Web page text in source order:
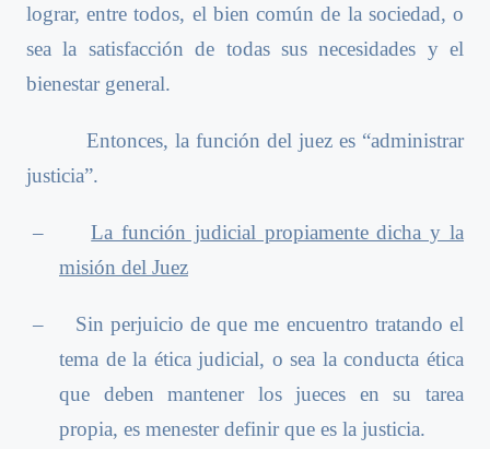
lograr, entre todos, el bien común de la sociedad, o
sea la satisfacción de todas sus necesidades y el
bienestar general.
Entonces, la función del juez es “administrar
justicia”.
–
La función judicial propiamente dicha y la
misión del Juez
–
Sin perjuicio de que me encuentro tratando el
tema de la ética judicial, o sea la conducta ética
que deben mantener los jueces en su tarea
propia, es menester definir que es la justicia.